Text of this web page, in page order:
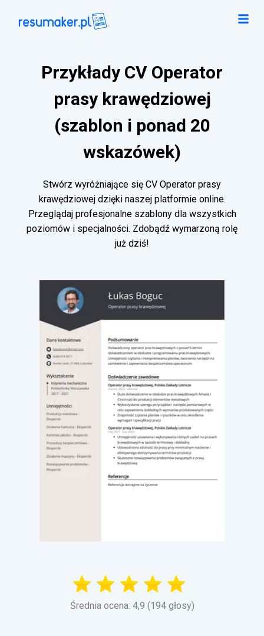
Przykłady CV Operator
prasy krawędziowej
(szablon i ponad 20
wskazówek)
Stwórz wyróżniające się CV Operator prasy
krawędziowej dzięki naszej platformie online.
Przeglądaj profesjonalne szablony dla wszystkich
poziomów i specjalności. Zdobądź wymarzoną rolę
już dziś!
Średnia ocena: 4,9 (194 głosy)